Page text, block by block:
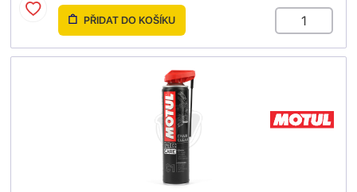
PŘIDAT DO KOŠÍKU